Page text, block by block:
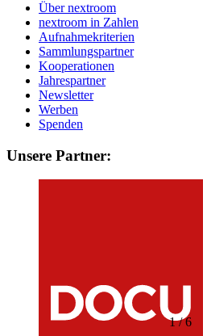
1/6
Über nextroom
nextroom in Zahlen
Aufnahmekriterien
Sammlungspartner
Kooperationen
Jahrespartner
Newsletter
Werben
Spenden
Unsere Partner: